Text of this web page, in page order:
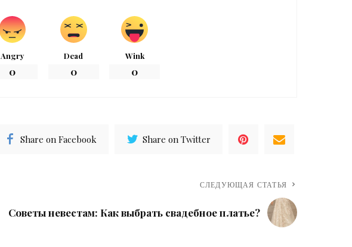
Angry
0
Dead
0
Wink
0
Share on Facebook Share on Twitter
СЛЕДУЮЩАЯ СТАТЬЯ
Советы невестам: Как выбрать свадебное платье?